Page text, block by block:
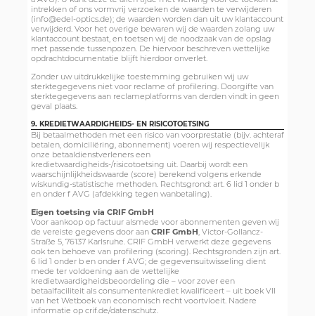
intrekken of ons vormvrij verzoeken de waarden te verwijderen
(info@edel-optics.de); de waarden worden dan uit uw klantaccount
verwijderd. Voor het overige bewaren wij de waarden zolang uw
klantaccount bestaat, en toetsen wij de noodzaak van de opslag
met passende tussenpozen. De hiervoor beschreven wettelijke
opdrachtdocumentatie blijft hierdoor onverlet.
Zonder uw uitdrukkelijke toestemming gebruiken wij uw
sterktegegevens niet voor reclame of profilering. Doorgifte van
sterktegegevens aan reclameplatforms van derden vindt in geen
geval plaats.
9. KREDIETWAARDIGHEIDS- EN RISICOTOETSING
Bij betaalmethoden met een risico van voorprestatie (bijv. achteraf
betalen, domiciliëring, abonnement) voeren wij respectievelijk
onze betaaldienstverleners een
kredietwaardigheids-/risicotoetsing uit. Daarbij wordt een
waarschijnlijkheidswaarde (score) berekend volgens erkende
wiskundig-statistische methoden. Rechtsgrond: art. 6 lid 1 onder b
en onder f AVG (afdekking tegen wanbetaling).
Eigen toetsing via CRIF GmbH
Voor aankoop op factuur alsmede voor abonnementen geven wij
de vereiste gegevens door aan CRIF GmbH, Victor-Gollancz-
Straße 5, 76137 Karlsruhe. CRIF GmbH verwerkt deze gegevens
ook ten behoeve van profilering (scoring). Rechtsgronden zijn art.
6 lid 1 onder b en onder f AVG; de gegevensuitwisseling dient
mede ter voldoening aan de wettelijke
kredietwaardigheidsbeoordeling die – voor zover een
betaalfaciliteit als consumentenkrediet kwalificeert – uit boek VII
van het Wetboek van economisch recht voortvloeit. Nadere
informatie op crif.de/datenschutz.